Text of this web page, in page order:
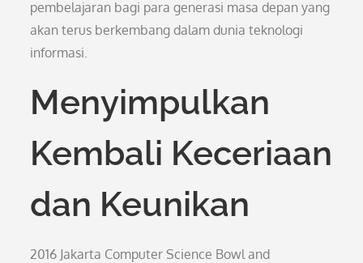
pembelajaran bagi para generasi masa depan yang
akan terus berkembang dalam dunia teknologi
informasi.
Menyimpulkan
Kembali Keceriaan
dan Keunikan
2016 Jakarta Computer Science Bowl and